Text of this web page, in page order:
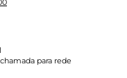
para rede